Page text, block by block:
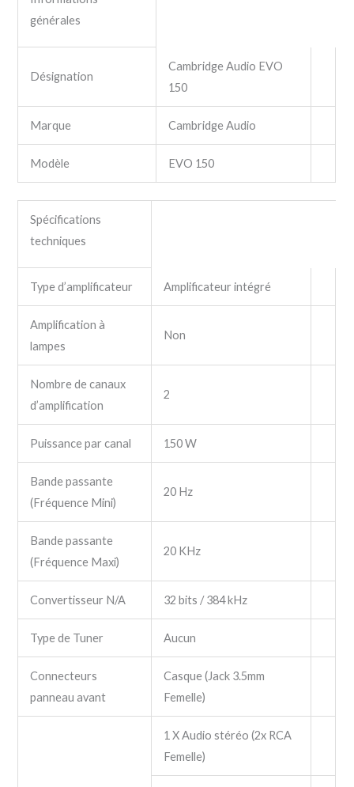
générales
Désignation
Cambridge Audio EVO
150
Marque Cambridge Audio
Modèle EVO 150
Spécifications
techniques
Type d’amplificateur Amplificateur intégré
Amplification à
lampes
Non
Nombre de canaux
d’amplification
2
Puissance par canal 150 W
Bande passante
(Fréquence Mini)
20 Hz
Bande passante
(Fréquence Maxi)
20 KHz
Convertisseur N/A 32 bits / 384 kHz
Type de Tuner Aucun
Connecteurs
panneau avant
Casque (Jack 3.5mm
Femelle)
1 X Audio stéréo (2x RCA
Femelle)